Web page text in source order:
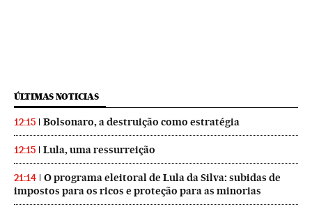
ÚLTIMAS NOTICIAS
12:15 Bolsonaro, a destruição como estratégia
12:15 Lula, uma ressurreição
21:14
O programa eleitoral de Lula da Silva: subidas de
impostos para os ricos e proteção para as minorias